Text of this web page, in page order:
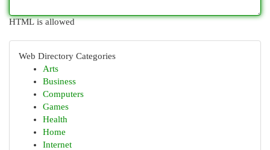
HTML is allowed
Web Directory Categories
Arts
Business
Computers
Games
Health
Home
Internet